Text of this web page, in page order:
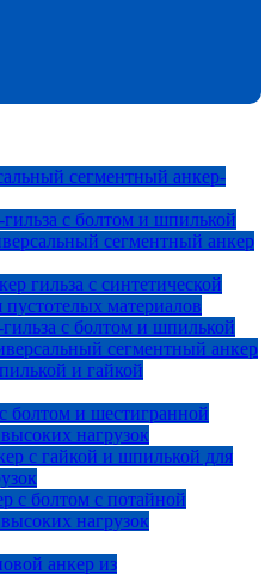
сегментный анкер-
с болтом и шпилькой
сегментный анкер
гильза с синтетической
материалов
с болтом и шпилькой
сегментный анкер
и гайкой
болтом и шестигранной
нагрузок
с гайкой и шпилькой для
с болтом с потайной
нагрузок
анкер из